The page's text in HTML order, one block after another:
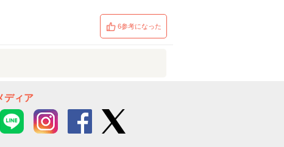
6参考になった
ディア